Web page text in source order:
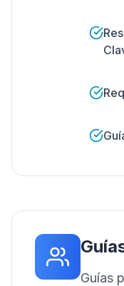
Guías